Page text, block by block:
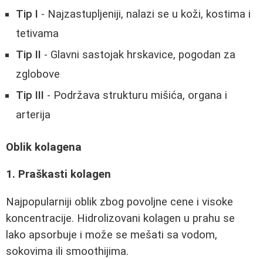
Tip I - Najzastupljeniji, nalazi se u koži, kostima i
tetivama
Tip II - Glavni sastojak hrskavice, pogodan za
zglobove
Tip III - Podržava strukturu mišića, organa i
arterija
Oblik kolagena
1. Praškasti kolagen
Najpopularniji oblik zbog povoljne cene i visoke
koncentracije. Hidrolizovani kolagen u prahu se
lako apsorbuje i može se mešati sa vodom,
sokovima ili smoothijima.